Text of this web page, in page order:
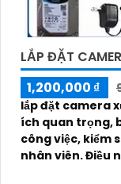
LẮP ĐẶT
1,200,000 ₫
lắp đặt camera
ích quan trọng,
công việc, kiểm
nhân